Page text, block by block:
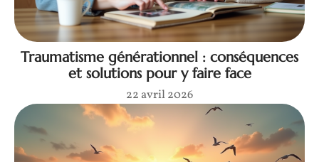
Traumatisme générationnel : conséquences
et solutions pour y faire face
22 avril 2026